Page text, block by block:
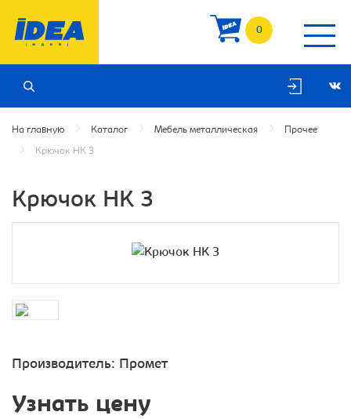
0
На главную Каталог Мебель металлическая Прочее
Крючок НК 3
Крючок НК 3
Производитель: Промет
Узнать цену